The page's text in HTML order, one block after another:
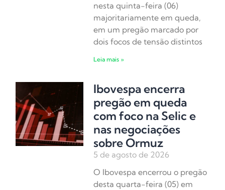
nesta quinta-feira (06)
majoritariamente em queda,
em um pregão marcado por
dois focos de tensão distintos
Leia mais »
Ibovespa encerra
pregão em queda
com foco na Selic e
nas negociações
sobre Ormuz
5 de agosto de 2026
O Ibovespa encerrou o pregão
desta quarta-feira (05) em